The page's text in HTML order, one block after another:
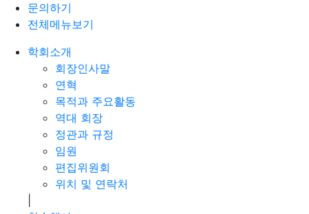
문의하기
전체메뉴보기
학회소개
회장인사말
연혁
목적과 주요활동
역대 회장
정관과 규정
임원
편집위원회
위치 및 연락처